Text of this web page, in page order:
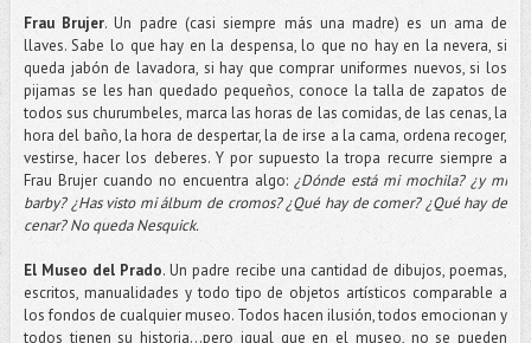
Frau Brujer. Un padre (casi siempre más una madre) es un ama de
llaves. Sabe lo que hay en la despensa, lo que no hay en la nevera, si
queda jabón de lavadora, si hay que comprar uniformes nuevos, si los
pijamas se les han quedado pequeños, conoce la talla de zapatos de
todos sus churumbeles, marca las horas de las comidas, de las cenas, la
hora del baño, la hora de despertar, la de irse a la cama, ordena recoger,
vestirse, hacer los deberes. Y por supuesto la tropa recurre siempre a
Frau Brujer cuando no encuentra algo: ¿Dónde está mi mochila? ¿y mi
barby? ¿Has visto mi álbum de cromos? ¿Qué hay de comer? ¿Qué hay de
cenar? No queda Nesquick.
El Museo del Prado. Un padre recibe una cantidad de dibujos, poemas,
escritos, manualidades y todo tipo de objetos artísticos comparable a
los fondos de cualquier museo. Todos hacen ilusión, todos emocionan y
todos tienen su historia...pero igual que en el museo, no se pueden